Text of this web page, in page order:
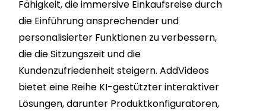
Fähigkeit, die immersive Einkaufsreise durch
die Einführung ansprechender und
personalisierter Funktionen zu verbessern,
die die Sitzungszeit und die
Kundenzufriedenheit steigern. AddVideos
bietet eine Reihe KI-gestützter interaktiver
Lösungen, darunter Produktkonfiguratoren,